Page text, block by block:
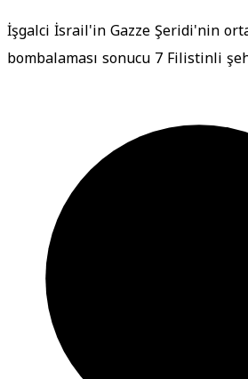
İşgalci İsrail'in Gazze Şeridi'nin
bombalaması sonucu 7 Filistinli